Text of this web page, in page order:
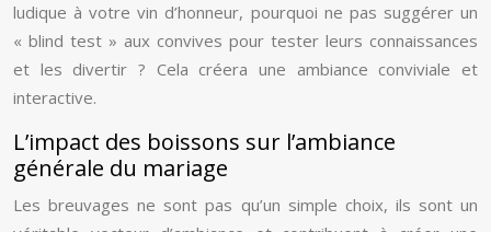
ludique à votre vin d’honneur, pourquoi ne pas suggérer un
« blind test » aux convives pour tester leurs connaissances
et les divertir ? Cela créera une ambiance conviviale et
interactive.
L’impact des boissons sur l’ambiance
générale du mariage
Les breuvages ne sont pas qu’un simple choix, ils sont un